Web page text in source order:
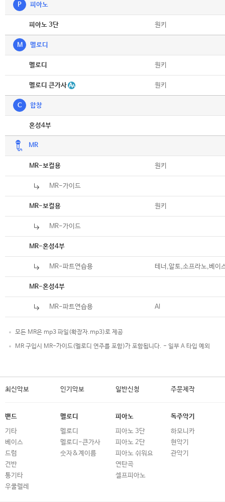
P 피아노
피아노 3단 원키
M 멜로디
멜로디 원키
멜로디 큰가사 원키
C 합창
혼성4부
MR
MR-보컬용 원키
MR-가이드
MR-보컬용 원키
MR-가이드
MR-혼성4부
MR-파트연습용 테너,알토,소프라노,베이
MR-혼성4부
MR-파트연습용 Al
모든 MR은 mp3 파일(확장자.mp3)로 제공
MR 구입시 MR-가이드(멜로디 연주를 포함)가 포함됩니다. - 일부 A 타입 예외
최신악보 인기악보 일반신청 주문제작
밴드
기타
베이스
드럼
건반
통기타
우쿨렐레
멜로디
멜로디
멜로디-큰가사
숫자&계이름
피아노
피아노 3단
피아노 2단
피아노 쉬워요
연탄곡
셀프피아노
독주악기
하모니카
현악기
관악기